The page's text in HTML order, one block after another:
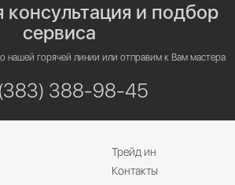
консультация и подбор
сервиса
нашей горячей линии или отправим к Вам мастера
388-98-45
Трейд ин
Контакты